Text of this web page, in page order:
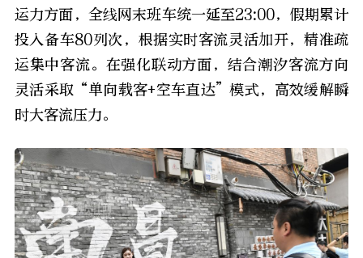
运力方面，全线网末班车统一延至23:00，假期累计
投入备车80列次，根据实时客流灵活加开，精准疏
运集中客流。在强化联动方面，结合潮汐客流方向
灵活采取“单向载客+空车直达”模式，高效缓解瞬
时大客流压力。